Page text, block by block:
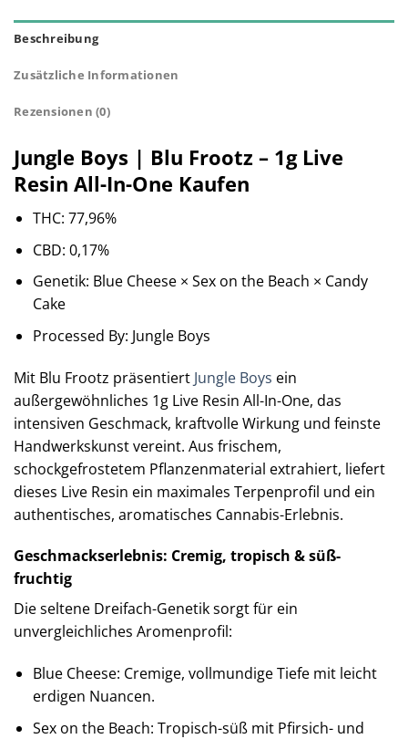
Beschreibung
Zusätzliche Informationen
Rezensionen (0)
Jungle Boys | Blu Frootz – 1g Live
Resin All-In-One Kaufen
THC: 77,96%
CBD: 0,17%
Genetik: Blue Cheese × Sex on the Beach × Candy
Cake
Processed By: Jungle Boys
Mit Blu Frootz präsentiert Jungle Boys ein
außergewöhnliches 1g Live Resin All-In-One, das
intensiven Geschmack, kraftvolle Wirkung und feinste
Handwerkskunst vereint. Aus frischem,
schockgefrostetem Pflanzenmaterial extrahiert, liefert
dieses Live Resin ein maximales Terpenprofil und ein
authentisches, aromatisches Cannabis-Erlebnis.
Geschmackserlebnis: Cremig, tropisch & süß-
fruchtig
Die seltene Dreifach-Genetik sorgt für ein
unvergleichliches Aromenprofil:
Blue Cheese: Cremige, vollmundige Tiefe mit leicht
erdigen Nuancen.
Sex on the Beach: Tropisch-süß mit Pfirsich- und